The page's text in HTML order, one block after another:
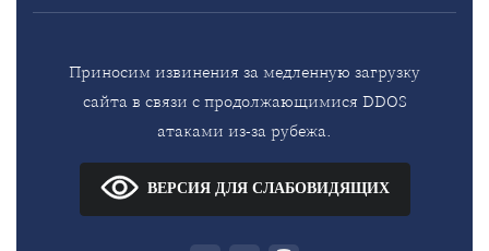
Приносим извинения за медленную загрузку
сайта в связи с продолжающимися DDOS
атаками из-за рубежа.
ВЕРСИЯ ДЛЯ СЛАБОВИДЯЩИХ